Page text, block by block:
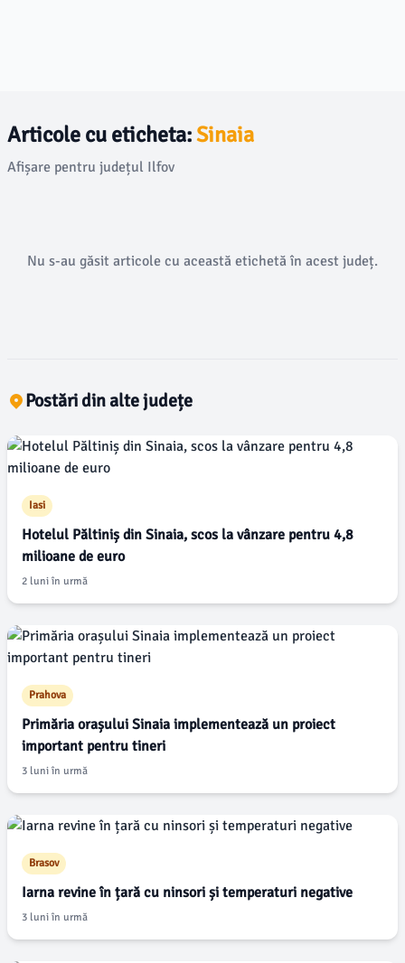
Articole cu eticheta:Sinaia
Afișare pentru județul Ilfov
Nu s-au găsit articole cu această etichetă în acest județ.
Postări din alte județe
Iasi
Hotelul Păltiniș din Sinaia, scos la vânzare pentru 4,8
milioane de euro
2 luni în urmă
Prahova
Primăria orașului Sinaia implementează un proiect
important pentru tineri
3 luni în urmă
Brasov
Iarna revine în țară cu ninsori și temperaturi negative
3 luni în urmă